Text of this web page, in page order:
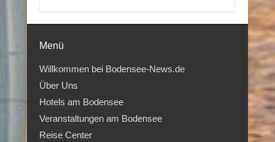
Menü
Willkommen bei Bodensee-News.de
Über Uns
Hotels am Bodensee
Veranstaltungen am Bodensee
Reise Center